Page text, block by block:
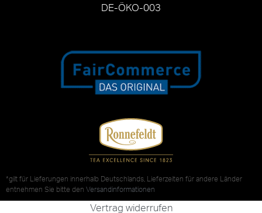
DE-ÖKO-003
*gilt für Lieferungen innerhalb Deutschlands, Lieferzeiten für andere Länder
entnehmen Sie bitte den Versandinformationen
Vertrag widerrufen